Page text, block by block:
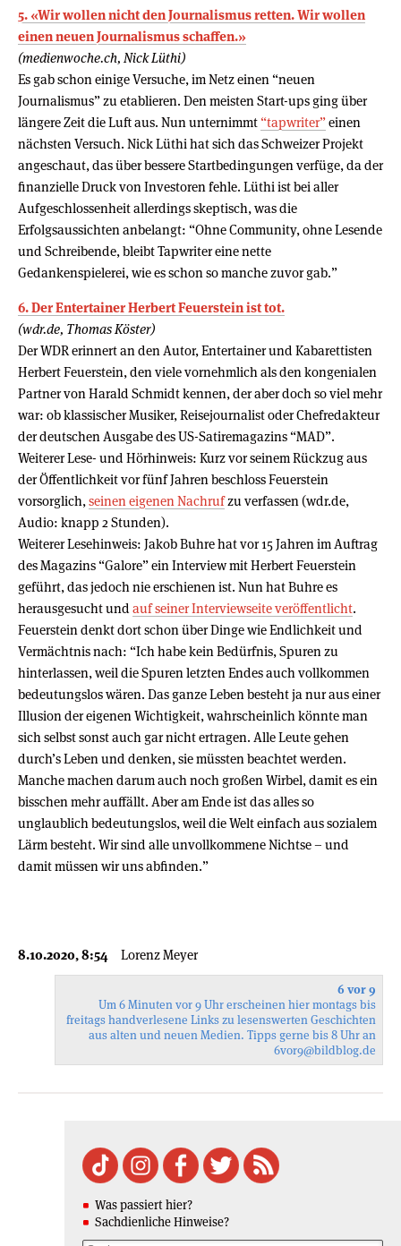
5. «Wir wollen nicht den Journalismus retten. Wir wollen
einen neuen Journalismus schaffen.»
(medienwoche.ch, Nick Lüthi)
Es gab schon einige Versuche, im Netz einen “neuen
Journalismus” zu etablieren. Den meisten Start-ups ging über
längere Zeit die Luft aus. Nun unternimmt “tapwriter”einen
nächsten Versuch. Nick Lüthi hat sich das Schweizer Projekt
angeschaut, das über bessere Startbedingungen verfüge, da der
finanzielle Druck von Investoren fehle. Lüthi ist bei aller
Aufgeschlossenheit allerdings skeptisch, was die
Erfolgsaussichten anbelangt: “Ohne Community, ohne Lesende
und Schreibende, bleibt Tapwriter eine nette
Gedankenspielerei, wie es schon so manche zuvor gab.”
6. Der Entertainer Herbert Feuerstein ist tot.
(wdr.de, Thomas Köster)
Der WDR erinnert an den Autor, Entertainer und Kabarettisten
Herbert Feuerstein, den viele vornehmlich als den kongenialen
Partner von Harald Schmidt kennen, der aber doch so viel mehr
war: ob klassischer Musiker, Reisejournalist oder Chefredakteur
der deutschen Ausgabe des US-Satiremagazins “MAD”.
Weiterer Lese- und Hörhinweis: Kurz vor seinem Rückzug aus
der Öffentlichkeit vor fünf Jahren beschloss Feuerstein
vorsorglich, seinen eigenen Nachrufzu verfassen (wdr.de,
Audio: knapp 2 Stunden).
Weiterer Lesehinweis: Jakob Buhre hat vor 15 Jahren im Auftrag
des Magazins “Galore” ein Interview mit Herbert Feuerstein
geführt, das jedoch nie erschienen ist. Nun hat Buhre es
herausgesucht und auf seiner Interviewseite veröffentlicht.
Feuerstein denkt dort schon über Dinge wie Endlichkeit und
Vermächtnis nach: “Ich habe kein Bedürfnis, Spuren zu
hinterlassen, weil die Spuren letzten Endes auch vollkommen
bedeutungslos wären. Das ganze Leben besteht ja nur aus einer
Illusion der eigenen Wichtigkeit, wahrscheinlich könnte man
sich selbst sonst auch gar nicht ertragen. Alle Leute gehen
durch’s Leben und denken, sie müssten beachtet werden.
Manche machen darum auch noch großen Wirbel, damit es ein
bisschen mehr auffällt. Aber am Ende ist das alles so
unglaublich bedeutungslos, weil die Welt einfach aus sozialem
Lärm besteht. Wir sind alle unvollkommene Nichtse – und
damit müssen wir uns abfinden.”
8.10.2020, 8:54 Lorenz Meyer
6 vor 9
Um 6 Minuten vor 9 Uhr erscheinen hier montags bis
freitags handverlesene Links zu lesenswerten Geschichten
aus alten und neuen Medien. Tipps gerne bis 8 Uhr an
6vor9@bildblog.de
Was passiert hier?
Sachdienliche Hinweise?